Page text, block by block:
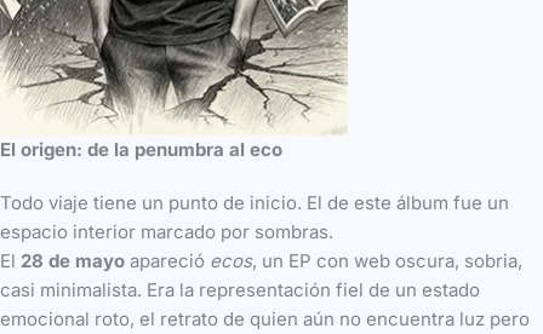
El origen: de la penumbra al eco
Todo viaje tiene un punto de inicio. El de este álbum fue un
espacio interior marcado por sombras.
El 28 de mayo apareció ecos, un EP con web oscura, sobria,
casi minimalista. Era la representación fiel de un estado
emocional roto, el retrato de quien aún no encuentra luz pero